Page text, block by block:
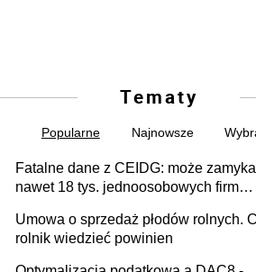
Tematy
Popularne Najnowsze
Fatalne dane z CEIDG: może
nawet 18 tys. jednoosobowych firm
Umowa o sprzedaż płodów rolnych.
rolnik wiedzieć powinien